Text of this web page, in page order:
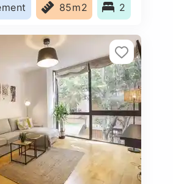
85m2 2